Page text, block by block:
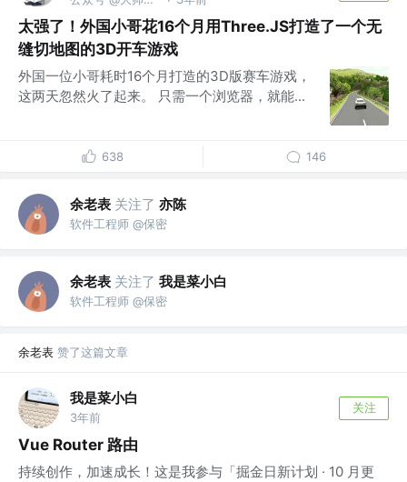
太强了！外国小哥花16个月用Three.JS打造了一个无
缝切地图的3D开车游戏
外国一位小哥耗时16个月打造的3D版赛车游戏，
这两天忽然火了起来。 只需一个浏览器，就能...
638 146
余老表 关注了 亦陈
软件工程师 @保密
余老表 关注了 我是菜小白
软件工程师 @保密
余老表 赞了这篇文章
我是菜小白
3年前
关注
Vue Router 路由
持续创作，加速成长！这是我参与「掘金日新计划 · 10 月更